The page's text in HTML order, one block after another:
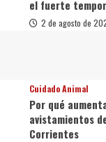
el fuerte
2 de agosto de
Cuidado Animal
Por qué
avistamientos
Corrientes